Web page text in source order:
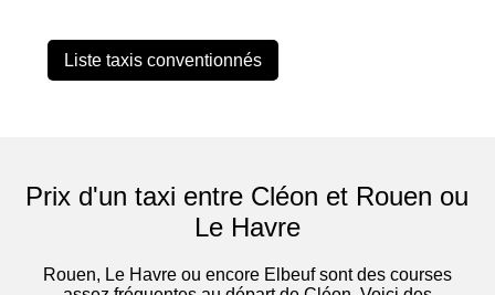
Liste taxis conventionnés
Prix d'un taxi entre Cléon et Rouen ou
Le Havre
Rouen, Le Havre ou encore Elbeuf sont des courses